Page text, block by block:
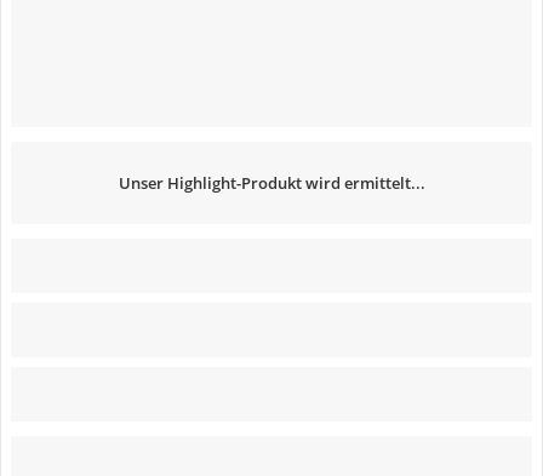
Unser Highlight-Produkt wird ermittelt...